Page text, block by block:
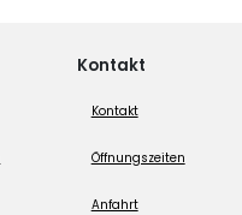
Kontakt
Kontakt
Öffnungszeiten
Anfahrt